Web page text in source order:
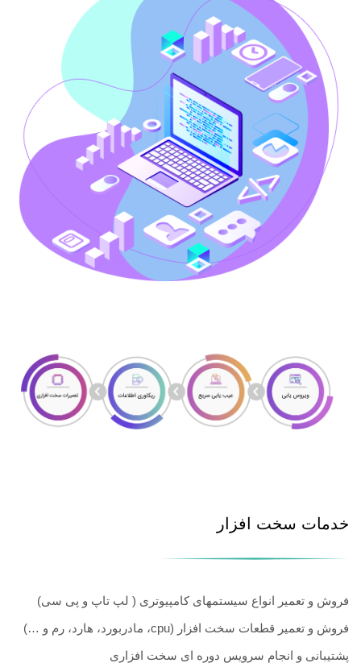
خدمات سخت افزار
فروش و تعمیر انواع سیستمهای کامپیوتری ( لپ تاپ و پی سی)
فروش و تعمیر قطعات سخت افزار (cpu، مادربورد، هارد، رم و …)
پشتیبانی و انجام سرویس دوره ای سخت افزاری